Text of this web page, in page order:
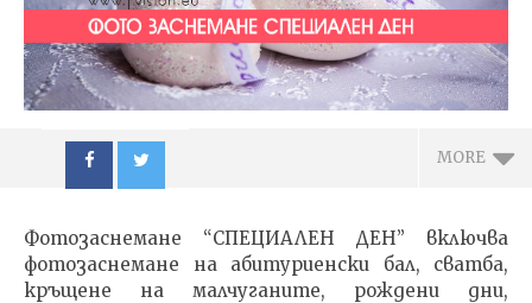
MORE
Фотозаснемане “СПЕЦИАЛЕН ДЕН” включва
фотозаснемане на абитуриенски бал, сватба,
кръщене на малчуганите, рождени дни,